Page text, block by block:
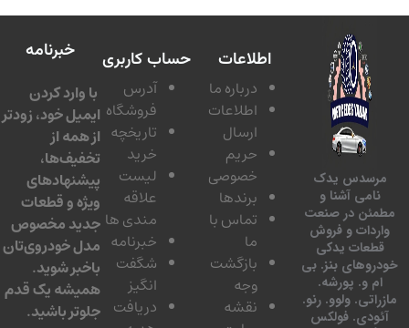
یدک
آشنا و
در صنعت
و فروش
یدکی
بنز. بی
و. پورشه.
ولوو. رنو.
فولکس
اطلاعات
درباره ما
اطلاعات
ارسال
حریم
خصوصی
برندها
تماس با
بازگشت
نقشه
حساب کاربری
آدرس
فروشگاه
تاریخچه
لیست
مندی ها
خبرنامه
شگفت
دریافت
خبرنامه
با وارد کردن
ایمیل خود، زودتر
از همه از
تخفیف‌ها،
پیشنهادهای
ویژه و قطعات
جدید مخصوص
مدل خودروی‌تان
باخبر شوید.
همیشه یک قدم
جلوتر باشید.